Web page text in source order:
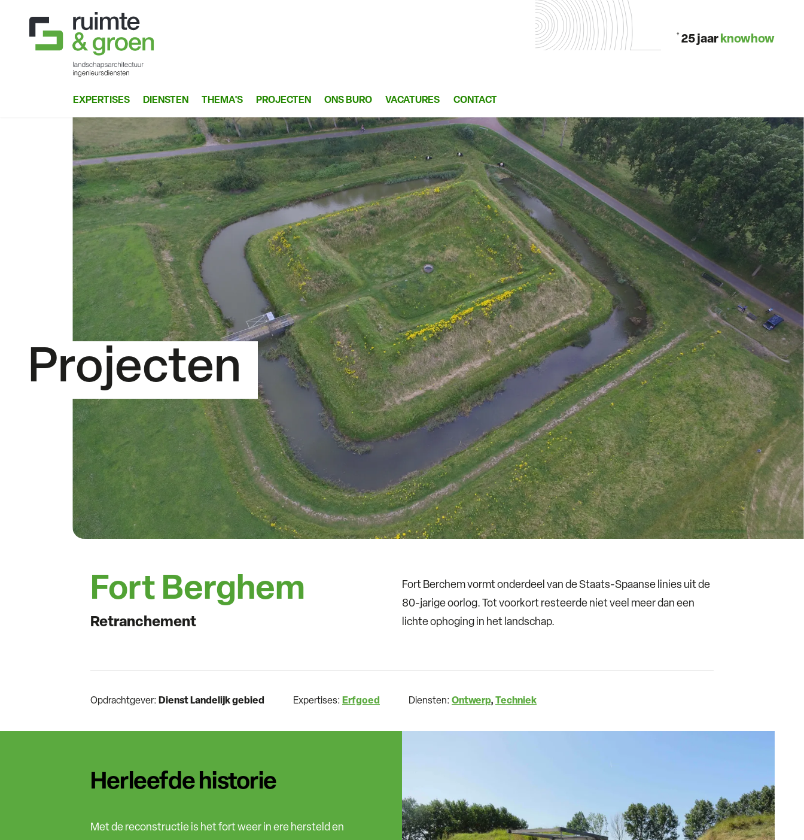
+ 25 jaar knowhow
EXPERTISES DIENSTEN THEMA'S PROJECTEN ONS BURO VACATURES CONTACT
Projecten
Fort Berghem
Retranchement
Fort Berchem vormt onderdeel van de Staats-Spaanse linies uit de
80-jarige oorlog. Tot voorkort resteerde niet veel meer dan een
lichte ophoging in het land­schap.
Opdrachtgever: Dienst Landelijk gebied Expertises: Erfgoed Diensten: Ontwerp Techniek
Herleefde historie
Met de reconstructie is het fort weer in ere hersteld en